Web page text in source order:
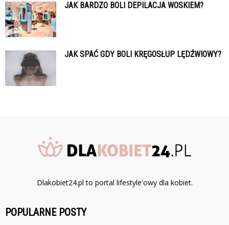
JAK BARDZO BOLI DEPILACJA WOSKIEM?
JAK SPAĆ GDY BOLI KRĘGOSŁUP LĘDŹWIOWY?
Dlakobiet24.pl to portal lifestyle'owy dla kobiet.
POPULARNE POSTY